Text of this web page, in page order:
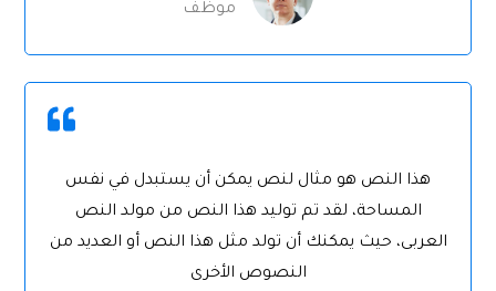
موظف
هذا النص هو مثال لنص يمكن أن يستبدل في نفس
المساحة، لقد تم توليد هذا النص من مولد النص
العربى، حيث يمكنك أن تولد مثل هذا النص أو العديد من
النصوص الأخرى